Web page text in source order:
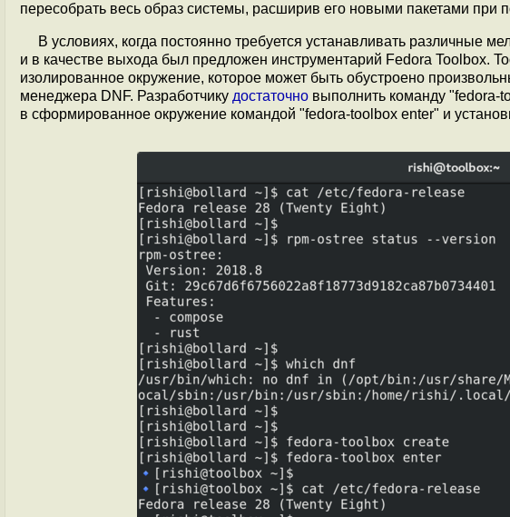
пересобрать весь образ системы, расширив его новыми пакетами при
В условиях, когда постоянно требуется устанавливать различные
и в качестве выхода был предложен инструментарий Fedora Toolbox.
изолированное окружение, которое может быть обустроено
менеджера DNF. Разработчику достаточно выполнить команду "fedora-
в сформированное окружение командой "fedora-toolbox enter" и